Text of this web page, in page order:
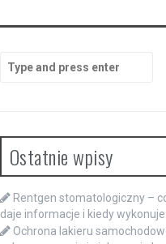
for:
Ostatnie wpisy
Rentgen stomatologiczny –
daje informacje i kiedy wykonuje
Ochrona lakieru